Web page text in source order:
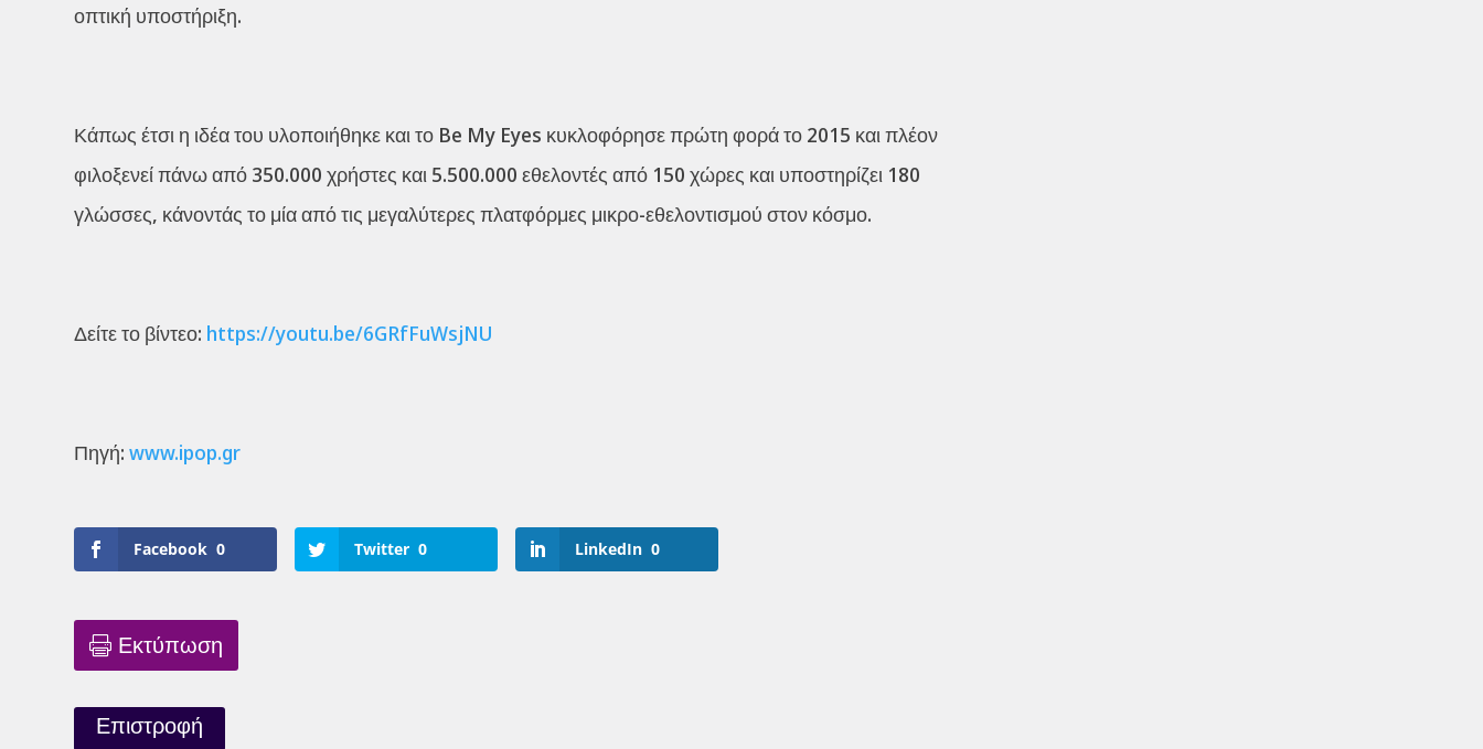
οπτική υποστήριξη.
Κάπως έτσι η ιδέα του υλοποιήθηκε και το Be My Eyes κυκλοφόρησε πρώτη φορά το 2015 και πλέον
φιλοξενεί πάνω από 350.000 χρήστες και 5.500.000 εθελοντές από 150 χώρες και υποστηρίζει 180
γλώσσες, κάνοντάς το μία από τις μεγαλύτερες πλατφόρμες μικρο-εθελοντισμού στον κόσμο.
Δείτε το βίντεο: https://youtu.be/6GRfFuWsjNU
Πηγή:www.ipop.gr
Facebook 0 Twitter 0 LinkedIn 0
Εκτύπωση
Επιστροφή